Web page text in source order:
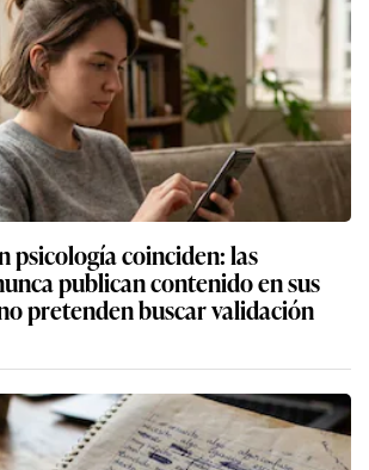
psicología coinciden: las
publican contenido en sus
pretenden buscar validación